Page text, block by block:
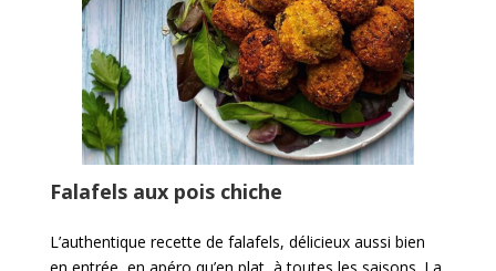
Falafels aux pois chiche
L’authentique recette de falafels, délicieux aussi bien
en entrée, en apéro qu’en plat, à toutes les saisons. La